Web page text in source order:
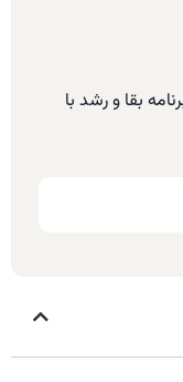
بقا و رشد با